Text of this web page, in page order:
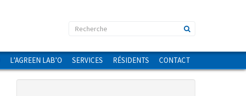
L’AGREEN LAB’O SERVICES RÉSIDENTS CONTACT